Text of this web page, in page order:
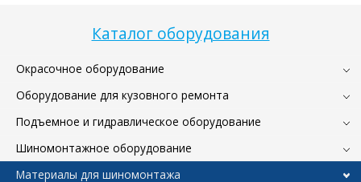
Каталог оборудования
Окрасочное оборудование
Оборудование для кузовного ремонта
Подъемное и гидравлическое оборудование
Шиномонтажное оборудование
Материалы для шиномонтажа